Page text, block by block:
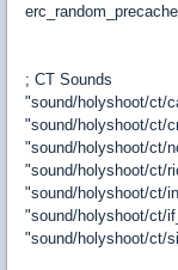
; CT Sounds
"sound/holyshoot/ct/
"sound/holyshoot/ct/
"sound/holyshoot/ct/
"sound/holyshoot/ct/
"sound/holyshoot/ct/
"sound/holyshoot/ct/
"sound/holyshoot/ct/